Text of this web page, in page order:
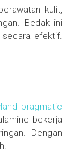
kulit,
Bedak ini
secara efektif.
pragmatic
bekerja
Dengan